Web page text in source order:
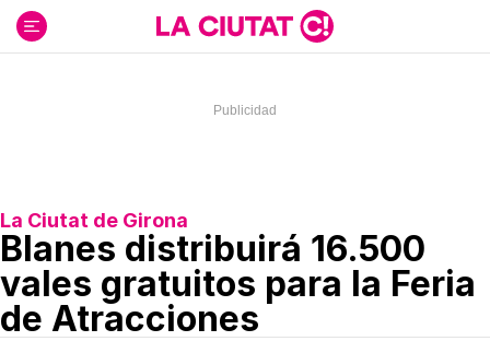
contenido
La Ciutat de Girona
Blanes distribuirá 16.500
vales gratuitos para la Feria
de Atracciones